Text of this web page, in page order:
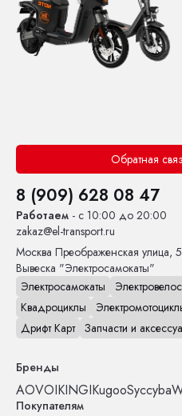
Обратная
8 (909) 628 08 47
Работаем - с 10:00 до 20:00
zakaz@el-transport.ru
Москва Преображенская улица,
Вывеска "Электросамокаты"
Электросамокаты
Квадроциклы
Дрифт Карт Запчасти и
Бренды
AOVOIKINGIKugooSyccyba
Покупателям